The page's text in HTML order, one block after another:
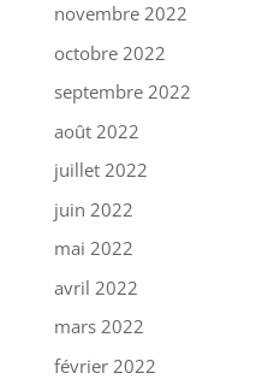
novembre 2022
octobre 2022
septembre 2022
août 2022
juillet 2022
juin 2022
mai 2022
avril 2022
mars 2022
février 2022